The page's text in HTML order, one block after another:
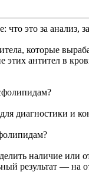
это за анализ,
которые
этих антител в
диагностики и
наличие
результат — на